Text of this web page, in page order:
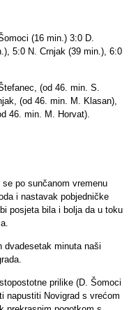
(16 min.) 3:0 D.
5:0 N. Crnjak (39 min.), 6:0
(od 46. min. S.
(od 46. min. M. Klasan),
46. min. M. Horvat).
se po sunčanom vremenu
i nastavak pobjedničke
posjeta bila i bolja da u toku
dvadesetak minuta naši
prilike (D. Šomoci
napustiti Novigrad s vrećom